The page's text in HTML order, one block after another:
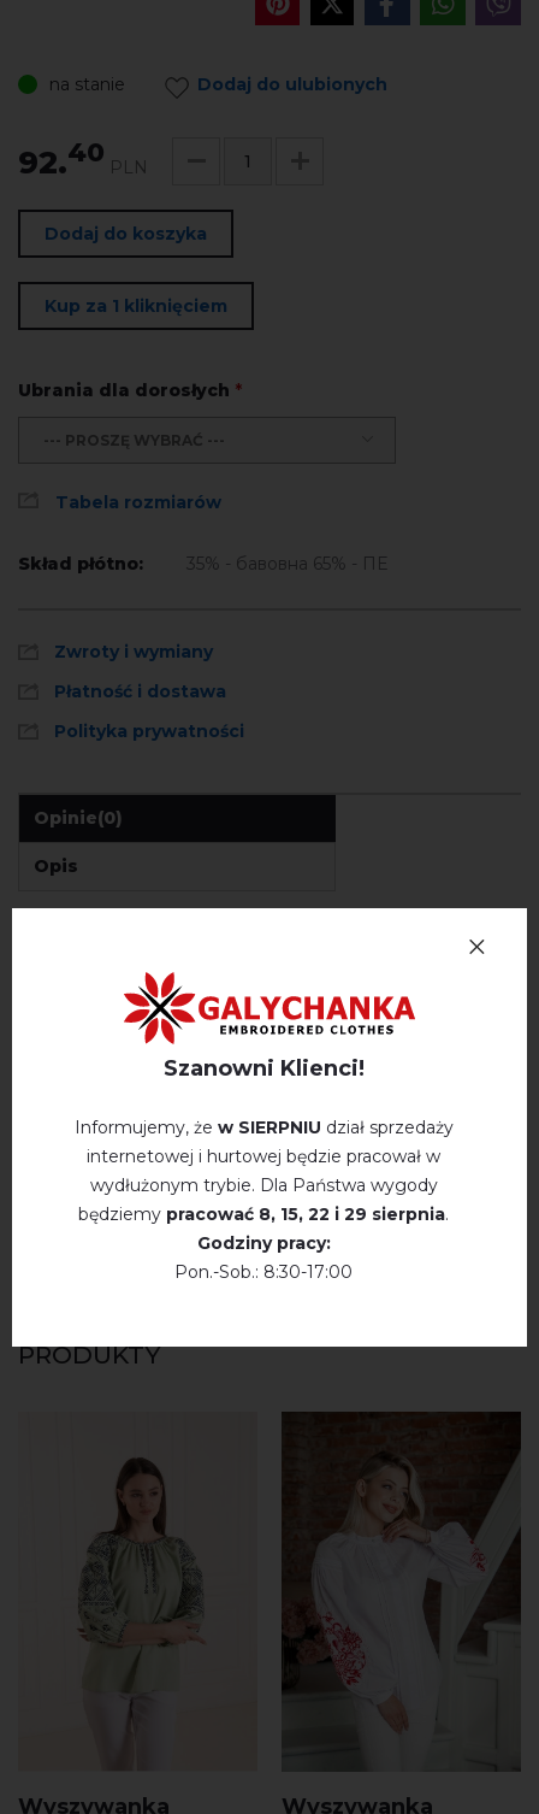
na stanie Dodaj do ulubionych
92.40 PLN
Dodaj do koszyka
Kup za 1 kliknięciem
Ubrania dla dorosłych *
--- PROSZĘ WYBRAĆ ---
Tabela rozmiarów
Skład płótno: 35% - бавовна 65% - ПЕ
Zwroty i wymiany
Płatność i dostawa
Polityka prywatności
Opinie(0)
Opis
OPINIE O GANNA (BIAŁY Z NIEBIESKO-NIEBIESKIM)
Немає відгуків про цей товар.
PRODUKTY
Wyszywanka
Wyszywanka
Szanowni Klienci!
Informujemy, że w SIERPNIU dział sprzedaży
internetowej i hurtowej będzie pracował w
wydłużonym trybie. Dla Państwa wygody
będziemy pracować 8, 15, 22 і 29 sierpnia.
Godziny pracy:
Pon.-Sob.: 8:30-17:00